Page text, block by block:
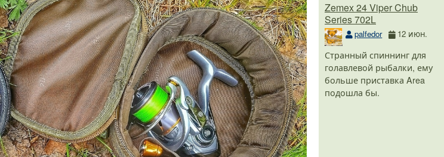
Zemex 24 Viper Chub
Series 702L
palfedor 12 июн.
Странный спиннинг для
голавлевой рыбалки, ему
больше приставка Area
подошла бы.